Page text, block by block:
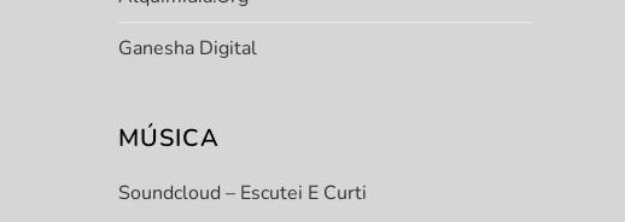
Ganesha Digital
MÚSICA
Soundcloud – Escutei E Curti